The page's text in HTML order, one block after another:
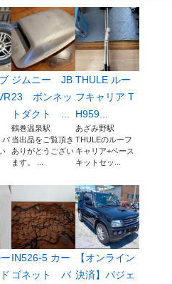
バ
ジムニー JB
23 ボンネッ
トダクト ...
鶴巻温泉駅
当出品をご覧頂き
ありがとうござい
ます。 ...
THULE ルー
フキャリア T
H959...
あざみ野駅
THULEのルーフ
キャリア+ベース
キットセッ...
IN526-5 カー
ゴネット バ
【オンライン
決済】パジェ